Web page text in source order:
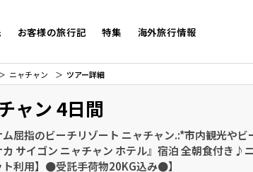
お客様の旅行記 特集 海外旅行情報
ニャチャン ツアー詳細
ャン 4日間
屈指のビーチリゾート ニャチャン.:*市内観光や
サイゴン ニャチャン ホテル』宿泊 全朝食付き♪
ト利用】●受託手荷物20KG込み●】